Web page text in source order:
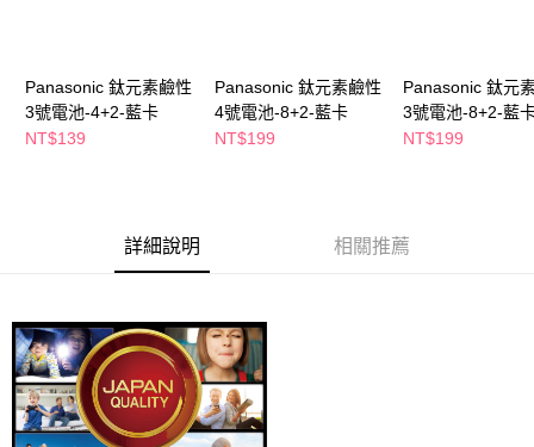
時審查核予不同之上限額度；若仍有額度不足之情形，本公司將視審查結果
請求用戶進行身份認證。
５．嚴禁一人註冊多個帳號或使用他人資訊註冊。若發現惡意使用之情形，
付款後寶雅門市自取(由倉庫統一出貨)
每筆NT$80，滿NT$290(含以上)免運費
Panasonic 鈦元素鹼性
3號電池-4+2-藍卡
NT$139
Panasonic 鈦元素鹼性
4號電池-8+2-藍卡
NT$199
Panasonic 鈦元
3號電池-8+2-藍
NT$199
詳細說明 相關推薦